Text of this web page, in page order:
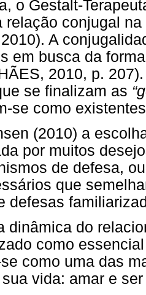
o Gestalt-
relação conjugal
A
em busca da
2010, p.
se finalizam as
se como
(2010) a
por muitos
de defesa,
que
defesas
dinâmica do
como
como uma das
sua vida: amar e